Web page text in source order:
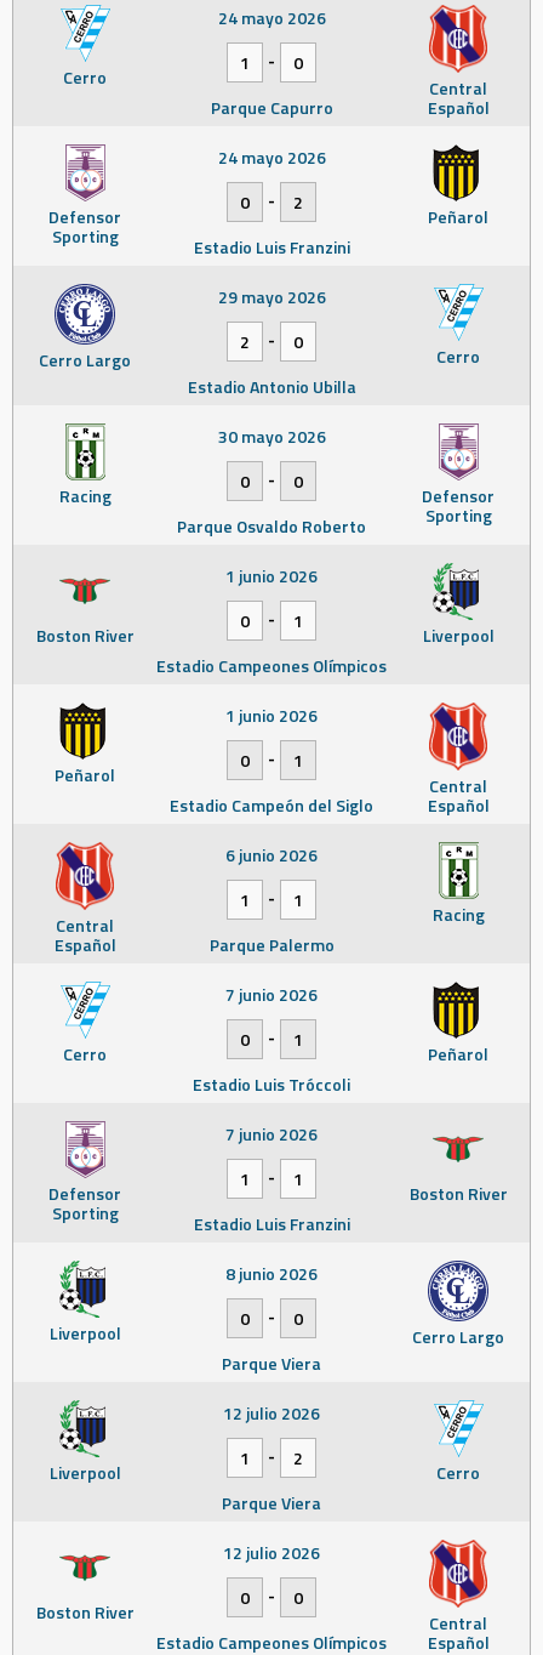
Cerro Central
Español
24 mayo 2026
1
-
0
Parque Capurro
Defensor
Sporting
Peñarol
24 mayo 2026
0
-
2
Estadio Luis Franzini
Cerro Largo Cerro
29 mayo 2026
2
-
0
Estadio Antonio Ubilla
Racing Defensor
Sporting
30 mayo 2026
0
-
0
Parque Osvaldo Roberto
Boston River Liverpool
1 junio 2026
0
-
1
Estadio Campeones Olímpicos
Peñarol Central
Español
1 junio 2026
0
-
1
Estadio Campeón del Siglo
Central
Español
Racing
6 junio 2026
1
-
1
Parque Palermo
Cerro Peñarol
7 junio 2026
0
-
1
Estadio Luis Tróccoli
Defensor
Sporting
Boston River
7 junio 2026
1
-
1
Estadio Luis Franzini
Liverpool Cerro Largo
8 junio 2026
0
-
0
Parque Viera
Liverpool Cerro
12 julio 2026
1
-
2
Parque Viera
Boston River Central
Español
12 julio 2026
0
-
0
Estadio Campeones Olímpicos